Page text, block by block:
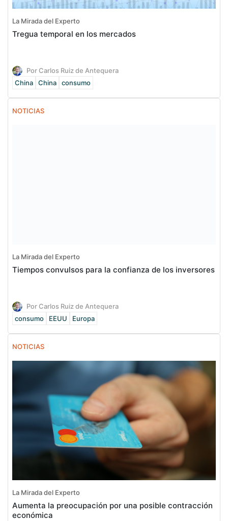
La Mirada del Experto
Tregua temporal en los mercados
Por Carlos Ruiz de Antequera
China
China consumo
NOTICIAS
La Mirada del Experto
Tiempos convulsos para la confianza de los inversores
Por Carlos Ruiz de Antequera
consumo
EEUU Europa
NOTICIAS
La Mirada del Experto
Aumenta la preocupación por una posible contracción
económica